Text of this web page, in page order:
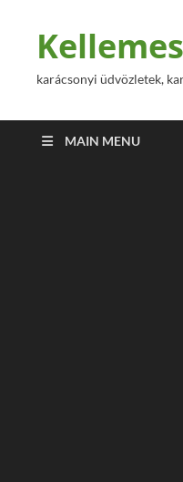
karácsonyi üdvözletek,
MAIN MENU